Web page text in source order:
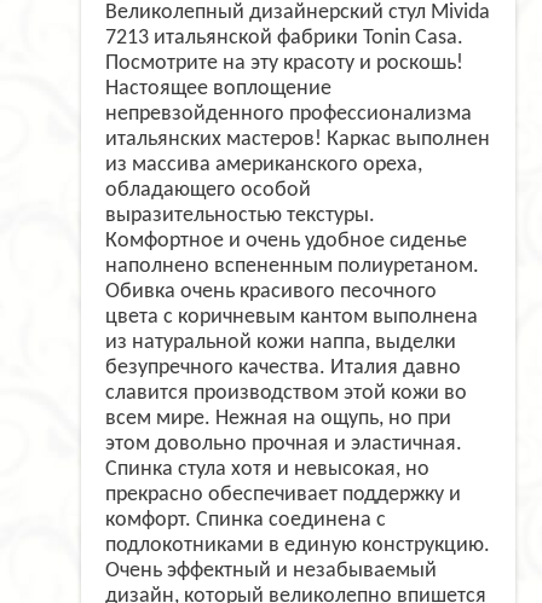
Великолепный дизайнерский стул Mivida
7213 итальянской фабрики Tonin Casa.
Посмотрите на эту красоту и роскошь!
Настоящее воплощение
непревзойденного профессионализма
итальянских мастеров! Каркас выполнен
из массива американского ореха,
обладающего особой
выразительностью текстуры.
Комфортное и очень удобное сиденье
наполнено вспененным полиуретаном.
Обивка очень красивого песочного
цвета с коричневым кантом выполнена
из натуральной кожи наппа, выделки
безупречного качества. Италия давно
славится производством этой кожи во
всем мире. Нежная на ощупь, но при
этом довольно прочная и эластичная.
Спинка стула хотя и невысокая, но
прекрасно обеспечивает поддержку и
комфорт. Спинка соединена с
подлокотниками в единую конструкцию.
Очень эффектный и незабываемый
дизайн, который великолепно впишется